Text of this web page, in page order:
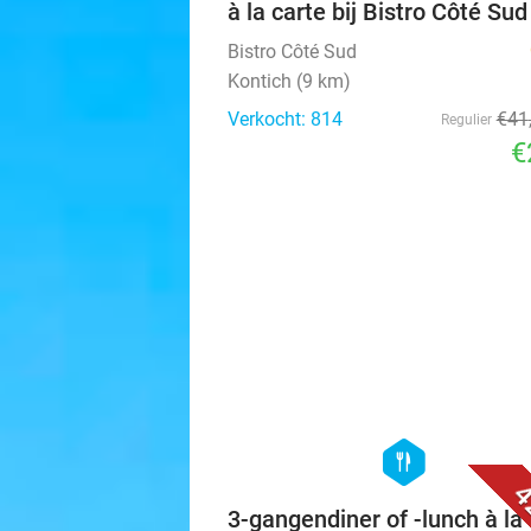
à la carte bij Bistro Côté Sud
Bistro Côté Sud
Kontich (9 km)
Verkocht: 814
Regulier €41
hexagon
food
3-gangendiner of -lunch à la